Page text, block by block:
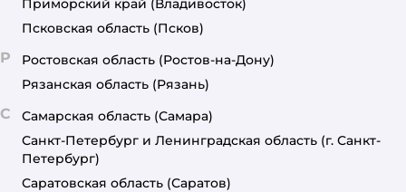
Приморский край (Владивосток)
Псковская область (Псков)
Р Ростовская область (Ростов-на-Дону)
Рязанская область (Рязань)
С Самарская область (Самара)
Санкт-Петербург и Ленинградская область (г. Санкт-
Петербург)
Саратовская область (Саратов)